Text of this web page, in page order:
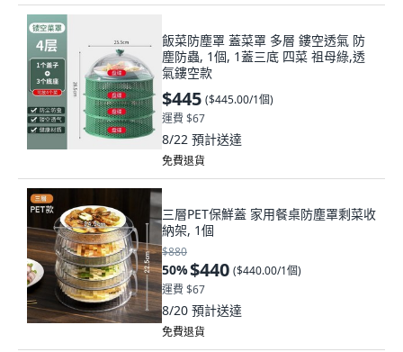
飯菜防塵罩 蓋菜罩 多層 鏤空透氣 防
塵防蟲, 1個, 1蓋三底 四菜 祖母綠,透
氣鏤空款
$445 ($445.00/1個)
運費 $67
8/22 預計送達
免費退貨
三層PET保鮮蓋 家用餐桌防塵罩剩菜收
納架, 1個
$880
50%$440 ($440.00/1個)
運費 $67
8/20 預計送達
免費退貨